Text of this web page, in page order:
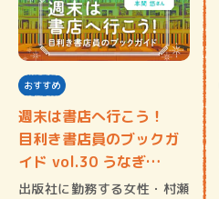
おすすめ
週末は書店へ行こう！
目利き書店員のブックガ
イド vol.30 うなぎ…
出版社に勤務する女性・村瀬